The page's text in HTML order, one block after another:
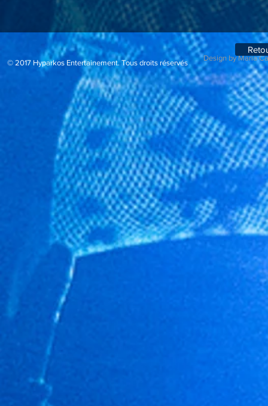
© 2017 Hyparkos Entertainement.Tous droits réservés
Design by Maria